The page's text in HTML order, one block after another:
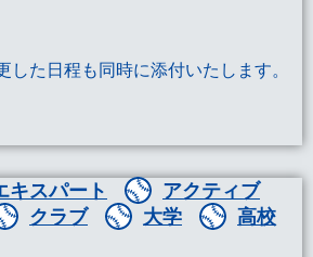
した日程も同時に添付いたします。
キスパート
アクティブ
クラブ 大学
高校